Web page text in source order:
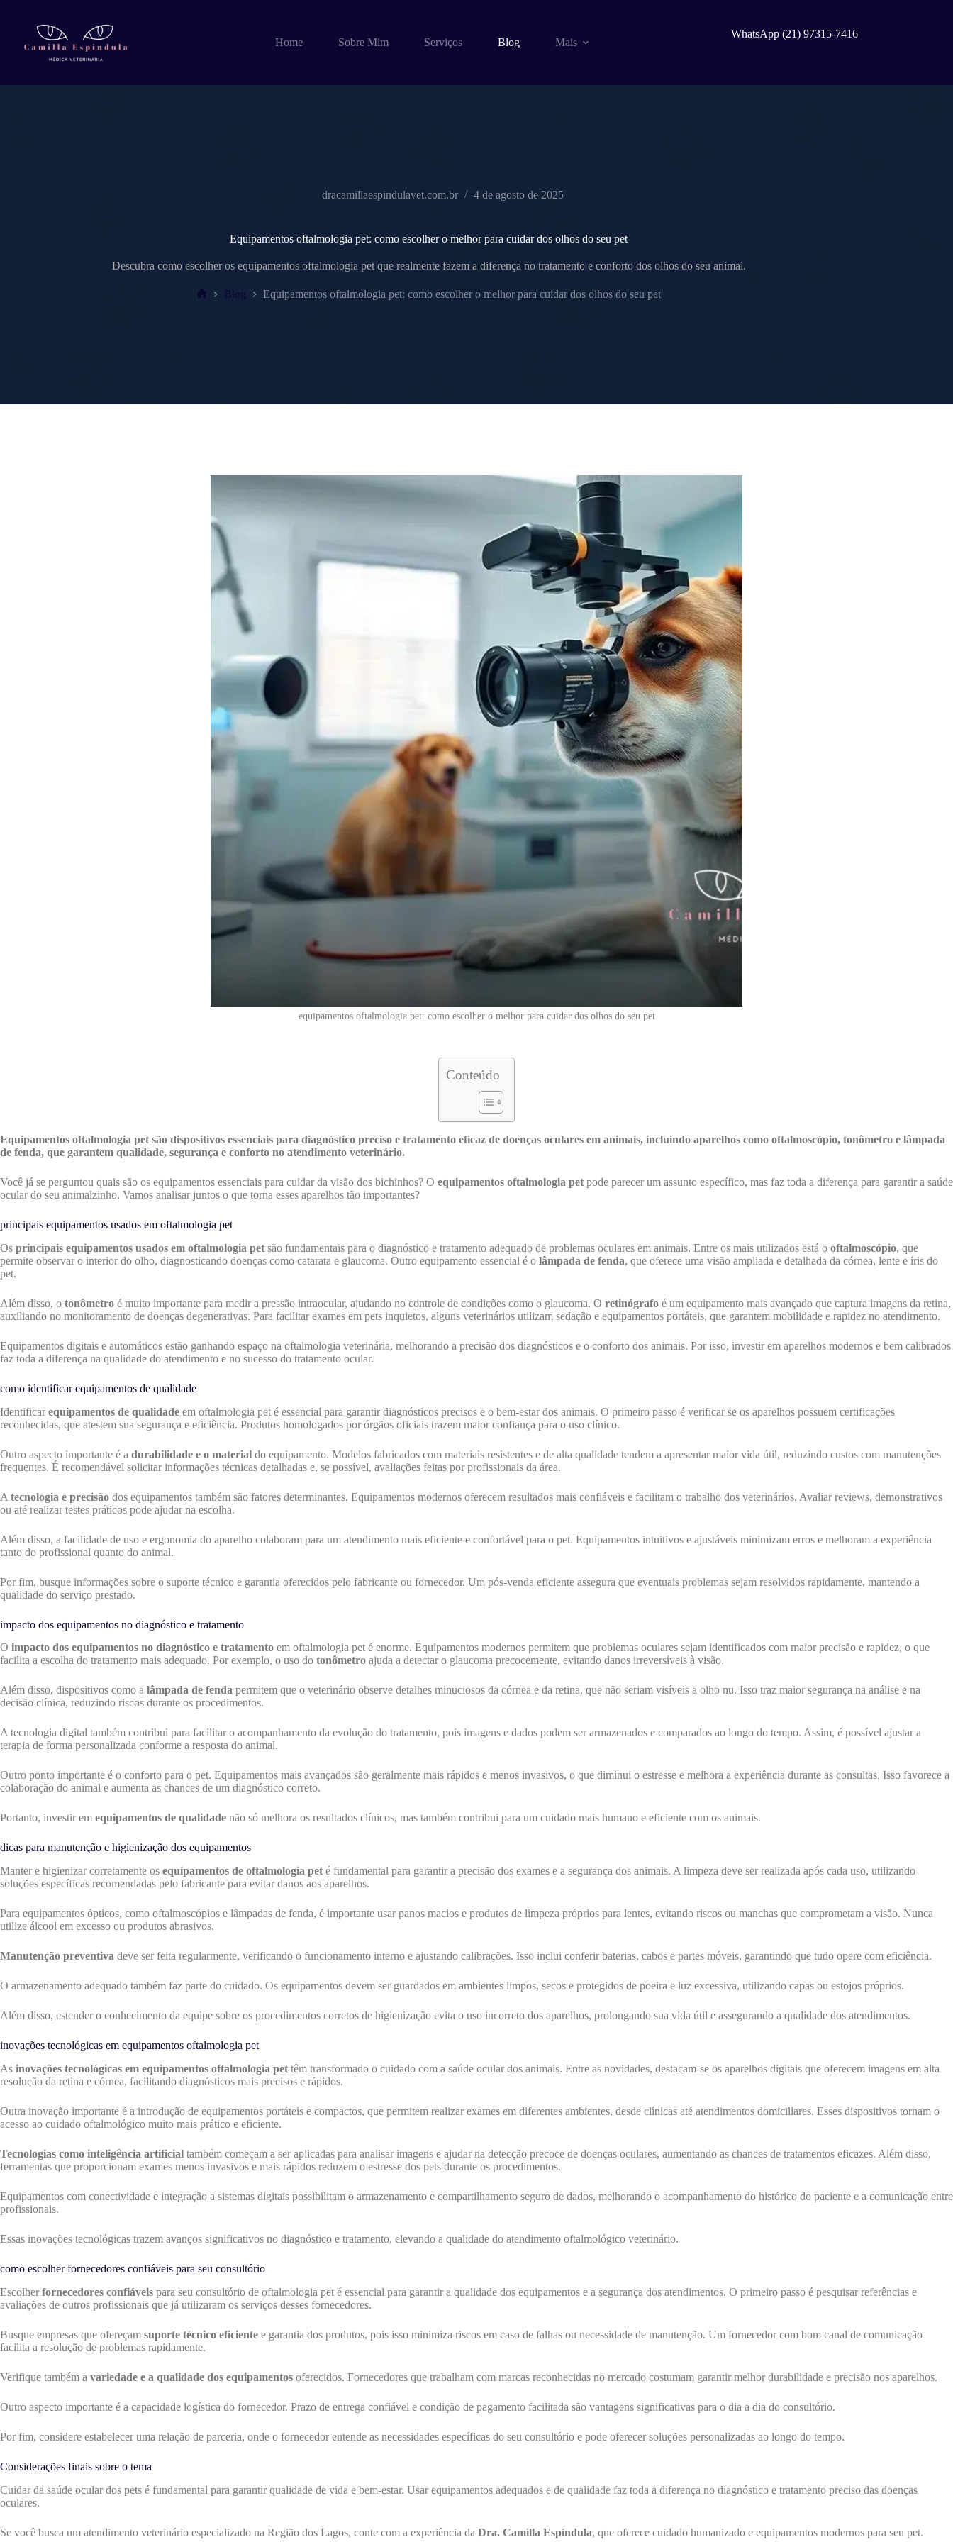
conteúdo
Home Sobre Mim Serviços Blog Mais
WhatsApp (21) 97315-7416
dracamillaespindulavet.com.br 4 de agosto de 2025
Equipamentos oftalmologia pet: como escolher o melhor para cuidar dos olhos do seu pet
Descubra como escolher os equipamentos oftalmologia pet que realmente fazem a diferença no tratamento e conforto dos olhos do seu animal.
Blog Equipamentos oftalmologia pet: como escolher o melhor para cuidar dos olhos do seu pet
equipamentos oftalmologia pet: como escolher o melhor para cuidar dos olhos do seu pet
Conteúdo
Equipamentos oftalmologia pet são dispositivos essenciais para diagnóstico preciso e tratamento eficaz de doenças oculares em animais, incluindo aparelhos como oftalmoscópio, tonômetro e lâmpada
de fenda, que garantem qualidade, segurança e conforto no atendimento veterinário.
Você já se perguntou quais são os equipamentos essenciais para cuidar da visão dos bichinhos? O equipamentos oftalmologia pet pode parecer um assunto específico, mas faz toda a diferença para garantir a saúde
ocular do seu animalzinho. Vamos analisar juntos o que torna esses aparelhos tão importantes?
principais equipamentos usados em oftalmologia pet
Os principais equipamentos usados em oftalmologia pet são fundamentais para o diagnóstico e tratamento adequado de problemas oculares em animais. Entre os mais utilizados está o oftalmoscópio, que
permite observar o interior do olho, diagnosticando doenças como catarata e glaucoma. Outro equipamento essencial é o lâmpada de fenda, que oferece uma visão ampliada e detalhada da córnea, lente e íris do
pet.
Além disso, o tonômetro é muito importante para medir a pressão intraocular, ajudando no controle de condições como o glaucoma. O retinógrafo é um equipamento mais avançado que captura imagens da retina,
auxiliando no monitoramento de doenças degenerativas. Para facilitar exames em pets inquietos, alguns veterinários utilizam sedação e equipamentos portáteis, que garantem mobilidade e rapidez no atendimento.
Equipamentos digitais e automáticos estão ganhando espaço na oftalmologia veterinária, melhorando a precisão dos diagnósticos e o conforto dos animais. Por isso, investir em aparelhos modernos e bem calibrados
faz toda a diferença na qualidade do atendimento e no sucesso do tratamento ocular.
como identificar equipamentos de qualidade
Identificarequipamentos de qualidade em oftalmologia pet é essencial para garantir diagnósticos precisos e o bem-estar dos animais. O primeiro passo é verificar se os aparelhos possuem certificações
reconhecidas, que atestem sua segurança e eficiência. Produtos homologados por órgãos oficiais trazem maior confiança para o uso clínico.
Outro aspecto importante é a durabilidade e o material do equipamento. Modelos fabricados com materiais resistentes e de alta qualidade tendem a apresentar maior vida útil, reduzindo custos com manutenções
frequentes. É recomendável solicitar informações técnicas detalhadas e, se possível, avaliações feitas por profissionais da área.
A tecnologia e precisão dos equipamentos também são fatores determinantes. Equipamentos modernos oferecem resultados mais confiáveis e facilitam o trabalho dos veterinários. Avaliar reviews, demonstrativos
ou até realizar testes práticos pode ajudar na escolha.
Além disso, a facilidade de uso e ergonomia do aparelho colaboram para um atendimento mais eficiente e confortável para o pet. Equipamentos intuitivos e ajustáveis minimizam erros e melhoram a experiência
tanto do profissional quanto do animal.
Por fim, busque informações sobre o suporte técnico e garantia oferecidos pelo fabricante ou fornecedor. Um pós-venda eficiente assegura que eventuais problemas sejam resolvidos rapidamente, mantendo a
qualidade do serviço prestado.
impacto dos equipamentos no diagnóstico e tratamento
O impacto dos equipamentos no diagnóstico e tratamento em oftalmologia pet é enorme. Equipamentos modernos permitem que problemas oculares sejam identificados com maior precisão e rapidez, o que
facilita a escolha do tratamento mais adequado. Por exemplo, o uso do tonômetro ajuda a detectar o glaucoma precocemente, evitando danos irreversíveis à visão.
Além disso, dispositivos como a lâmpada de fenda permitem que o veterinário observe detalhes minuciosos da córnea e da retina, que não seriam visíveis a olho nu. Isso traz maior segurança na análise e na
decisão clínica, reduzindo riscos durante os procedimentos.
A tecnologia digital também contribui para facilitar o acompanhamento da evolução do tratamento, pois imagens e dados podem ser armazenados e comparados ao longo do tempo. Assim, é possível ajustar a
terapia de forma personalizada conforme a resposta do animal.
Outro ponto importante é o conforto para o pet. Equipamentos mais avançados são geralmente mais rápidos e menos invasivos, o que diminui o estresse e melhora a experiência durante as consultas. Isso favorece a
colaboração do animal e aumenta as chances de um diagnóstico correto.
Portanto, investir em equipamentos de qualidade não só melhora os resultados clínicos, mas também contribui para um cuidado mais humano e eficiente com os animais.
dicas para manutenção e higienização dos equipamentos
Manter e higienizar corretamente os equipamentos de oftalmologia pet é fundamental para garantir a precisão dos exames e a segurança dos animais. A limpeza deve ser realizada após cada uso, utilizando
soluções específicas recomendadas pelo fabricante para evitar danos aos aparelhos.
Para equipamentos ópticos, como oftalmoscópios e lâmpadas de fenda, é importante usar panos macios e produtos de limpeza próprios para lentes, evitando riscos ou manchas que comprometam a visão. Nunca
utilize álcool em excesso ou produtos abrasivos.
Manutenção preventiva deve ser feita regularmente, verificando o funcionamento interno e ajustando calibrações. Isso inclui conferir baterias, cabos e partes móveis, garantindo que tudo opere com eficiência.
O armazenamento adequado também faz parte do cuidado. Os equipamentos devem ser guardados em ambientes limpos, secos e protegidos de poeira e luz excessiva, utilizando capas ou estojos próprios.
Além disso, estender o conhecimento da equipe sobre os procedimentos corretos de higienização evita o uso incorreto dos aparelhos, prolongando sua vida útil e assegurando a qualidade dos atendimentos.
inovações tecnológicas em equipamentos oftalmologia pet
As inovações tecnológicas em equipamentos oftalmologia pet têm transformado o cuidado com a saúde ocular dos animais. Entre as novidades, destacam-se os aparelhos digitais que oferecem imagens em alta
resolução da retina e córnea, facilitando diagnósticos mais precisos e rápidos.
Outra inovação importante é a introdução de equipamentos portáteis e compactos, que permitem realizar exames em diferentes ambientes, desde clínicas até atendimentos domiciliares. Esses dispositivos tornam o
acesso ao cuidado oftalmológico muito mais prático e eficiente.
Tecnologias como inteligência artificial também começam a ser aplicadas para analisar imagens e ajudar na detecção precoce de doenças oculares, aumentando as chances de tratamentos eficazes. Além disso,
ferramentas que proporcionam exames menos invasivos e mais rápidos reduzem o estresse dos pets durante os procedimentos.
Equipamentos com conectividade e integração a sistemas digitais possibilitam o armazenamento e compartilhamento seguro de dados, melhorando o acompanhamento do histórico do paciente e a comunicação entre
profissionais.
Essas inovações tecnológicas trazem avanços significativos no diagnóstico e tratamento, elevando a qualidade do atendimento oftalmológico veterinário.
como escolher fornecedores confiáveis para seu consultório
Escolherfornecedores confiáveis para seu consultório de oftalmologia pet é essencial para garantir a qualidade dos equipamentos e a segurança dos atendimentos. O primeiro passo é pesquisar referências e
avaliações de outros profissionais que já utilizaram os serviços desses fornecedores.
Busque empresas que ofereçam suporte técnico eficiente e garantia dos produtos, pois isso minimiza riscos em caso de falhas ou necessidade de manutenção. Um fornecedor com bom canal de comunicação
facilita a resolução de problemas rapidamente.
Verifique também a variedade e a qualidade dos equipamentos oferecidos. Fornecedores que trabalham com marcas reconhecidas no mercado costumam garantir melhor durabilidade e precisão nos aparelhos.
Outro aspecto importante é a capacidade logística do fornecedor. Prazo de entrega confiável e condição de pagamento facilitada são vantagens significativas para o dia a dia do consultório.
Por fim, considere estabelecer uma relação de parceria, onde o fornecedor entende as necessidades específicas do seu consultório e pode oferecer soluções personalizadas ao longo do tempo.
Considerações finais sobre o tema
Cuidar da saúde ocular dos pets é fundamental para garantir qualidade de vida e bem-estar. Usar equipamentos adequados e de qualidade faz toda a diferença no diagnóstico e tratamento preciso das doenças
oculares.
Se você busca um atendimento veterinário especializado na Região dos Lagos, conte com a experiência da Dra. Camilla Espíndula, que oferece cuidado humanizado e equipamentos modernos para seu pet.